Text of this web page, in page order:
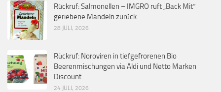
Rückruf: Salmonellen – IMGRO ruft „Back Mit“
geriebene Mandeln zurück
28 JULI, 2026
Rückruf: Noroviren in tiefgefrorenen Bio
Beerenmischungen via Aldi und Netto Marken
Discount
24 JULI, 2026